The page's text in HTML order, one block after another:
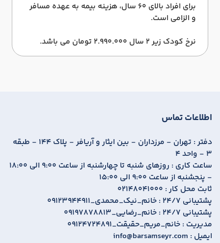
برای افراد بالای 60 سال، هزینه بیمه به عهده مسافر
و الزامی است.
نرخ کودک زیر 2 سال 2.990.000 تومان می باشد.
اطلاعات تماس
دفتر :
تهران - مرزداران - بین ایثار و آریافر - پلاک 144 - طبقه
3 - واحد 4
ساعت کاری :
روزهای شنبه تا چهارشنبه از ساعت 9:00 الی 18:00
- پنجشنبه از ساعت 9:00 الی 15:00
ثابت محل کار : 02148041000
پشتیبانی 24/7 :
09123944911_خانم_نیک_محمدی
پشتیبانی 24/7 :
09197878813_خانم_رضایی
مدیریت : 09124724891_خانم_مریم_حقیقت
ایمیل : info@barsamseyr.com